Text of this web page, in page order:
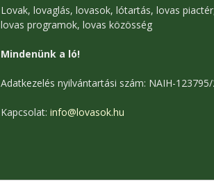
Lovak, lovaglás, lovasok, lótartás, lovas
lovas programok, lovas közösség
Mindenünk a ló!
Adatkezelés nyilvántartási szám: NAIH-
Kapcsolat: info@lovasok.hu